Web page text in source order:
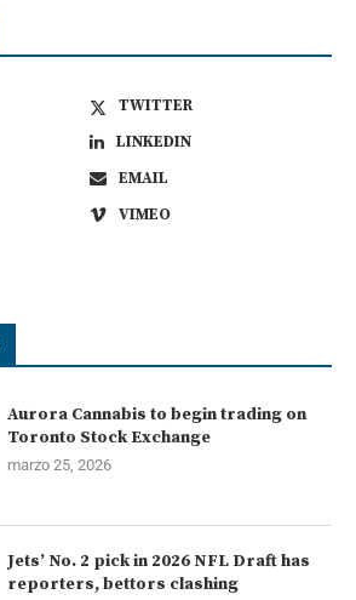
TWITTER
LINKEDIN
EMAIL
VIMEO
Aurora Cannabis to begin trading on
Toronto Stock Exchange
marzo 25, 2026
Jets’ No. 2 pick in 2026 NFL Draft has
reporters, bettors clashing